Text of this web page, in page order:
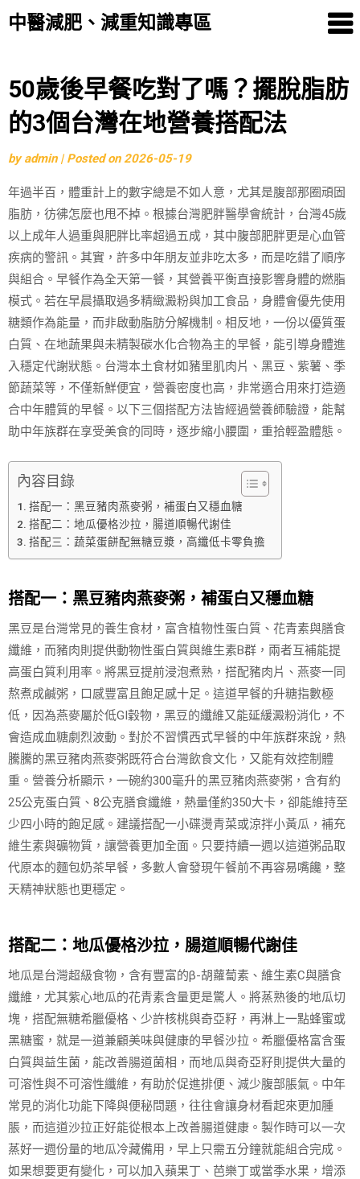
中醫減肥、減重知識專區
Skip
content
50歲後早餐吃對了嗎？擺脫脂肪
的3個台灣在地營養搭配法
byadmin | Posted on2026-05-19
年過半百，體重計上的數字總是不如人意，尤其是腹部那圈頑固
脂肪，彷彿怎麼也甩不掉。根據台灣肥胖醫學會統計，台灣45歲
以上成年人過重與肥胖比率超過五成，其中腹部肥胖更是心血管
疾病的警訊。其實，許多中年朋友並非吃太多，而是吃錯了順序
與組合。早餐作為全天第一餐，其營養平衡直接影響身體的燃脂
模式。若在早晨攝取過多精緻澱粉與加工食品，身體會優先使用
糖類作為能量，而非啟動脂肪分解機制。相反地，一份以優質蛋
白質、在地蔬果與未精製碳水化合物為主的早餐，能引導身體進
入穩定代謝狀態。台灣本土食材如豬里肌肉片、黑豆、紫薯、季
節蔬菜等，不僅新鮮便宜，營養密度也高，非常適合用來打造適
合中年體質的早餐。以下三個搭配方法皆經過營養師驗證，能幫
助中年族群在享受美食的同時，逐步縮小腰圍，重拾輕盈體態。
內容目錄
搭配一：黑豆豬肉燕麥粥，補蛋白又穩血糖
搭配二：地瓜優格沙拉，腸道順暢代謝佳
搭配三：蔬菜蛋餅配無糖豆漿，高纖低卡零負擔
搭配一：黑豆豬肉燕麥粥，補蛋白又穩血糖
黑豆是台灣常見的養生食材，富含植物性蛋白質、花青素與膳食
纖維，而豬肉則提供動物性蛋白質與維生素B群，兩者互補能提
高蛋白質利用率。將黑豆提前浸泡煮熟，搭配豬肉片、燕麥一同
熬煮成鹹粥，口感豐富且飽足感十足。這道早餐的升糖指數極
低，因為燕麥屬於低GI穀物，黑豆的纖維又能延緩澱粉消化，不
會造成血糖劇烈波動。對於不習慣西式早餐的中年族群來說，熱
騰騰的黑豆豬肉燕麥粥既符合台灣飲食文化，又能有效控制體
重。營養分析顯示，一碗約300毫升的黑豆豬肉燕麥粥，含有約
25公克蛋白質、8公克膳食纖維，熱量僅約350大卡，卻能維持至
少四小時的飽足感。建議搭配一小碟燙青菜或涼拌小黃瓜，補充
維生素與礦物質，讓營養更加全面。只要持續一週以這道粥品取
代原本的麵包奶茶早餐，多數人會發現午餐前不再容易嘴饞，整
天精神狀態也更穩定。
搭配二：地瓜優格沙拉，腸道順暢代謝佳
地瓜是台灣超級食物，含有豐富的β-胡蘿蔔素、維生素C與膳食
纖維，尤其紫心地瓜的花青素含量更是驚人。將蒸熟後的地瓜切
塊，搭配無糖希臘優格、少許核桃與奇亞籽，再淋上一點蜂蜜或
黑糖蜜，就是一道兼顧美味與健康的早餐沙拉。希臘優格富含蛋
白質與益生菌，能改善腸道菌相，而地瓜與奇亞籽則提供大量的
可溶性與不可溶性纖維，有助於促進排便、減少腹部脹氣。中年
常見的消化功能下降與便秘問題，往往會讓身材看起來更加腫
脹，而這道沙拉正好能從根本上改善腸道健康。製作時可以一次
蒸好一週份量的地瓜冷藏備用，早上只需五分鐘就能組合完成。
如果想要更有變化，可以加入蘋果丁、芭樂丁或當季水果，增添